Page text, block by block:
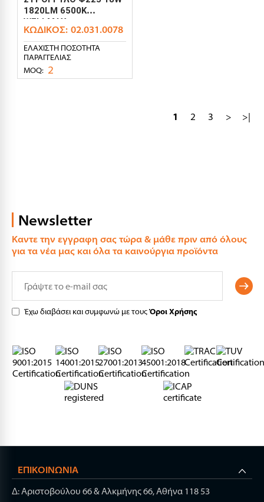
1820LM 6500K
WELLMAX
ΚΩΔΙΚΌΣ: 02.031.0078
ΕΛΆΧΙΣΤΗ ΠΟΣΌΤΗΤΑ
ΠΑΡΑΓΓΕΛΊΑΣ
MOQ: 2
1 2 3 > >|
Newsletter
Καντε την εγγραφη σας τώρα & μάθε πριν από όλους
για τα νέα μας και όλα τα καινούργια προϊόντα
Έχω διαβάσει και συμφωνώ με τουςΌροι Χρήσης
ΕΠΙΚΟΙΝΩΝΊΑ
Δ: Αριστοβούλου 66 & Αλκμήνης 66, Αθήνα 118 53